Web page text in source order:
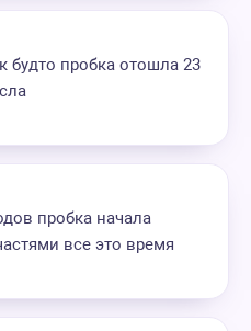
будто пробка отошла 23
пробка начала
все это время